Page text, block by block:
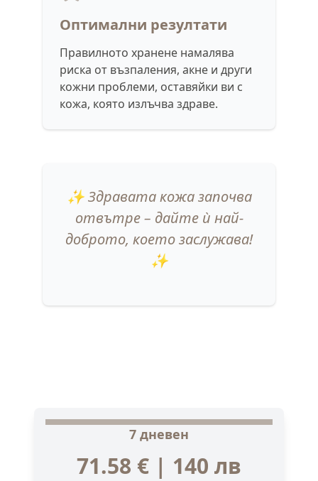
Оптимални резултати
Правилното хранене намалява
риска от възпаления, акне и други
кожни проблеми, оставяйки ви с
кожа, която излъчва здраве.
✨ Здравата кожа започва
отвътре – дайте ѝ най-
доброто, което заслужава!
✨
7 дневен
71.58 € | 140 лв